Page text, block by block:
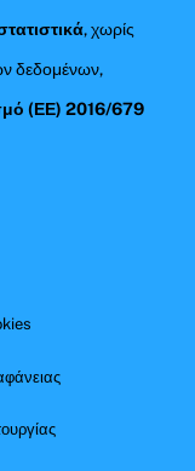
, χωρίς
δεδομένων,
(ΕΕ) 2016/679